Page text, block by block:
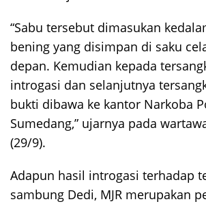
“Sabu tersebut dimasukan
bening yang disimpan di saku
depan. Kemudian kepada
introgasi dan selanjutnya
bukti dibawa ke kantor Narkoba
Sumedang,” ujarnya pada
(29/9).
Adapun hasil introgasi terhadap
sambung Dedi, MJR merupakan